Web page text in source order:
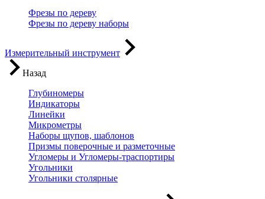
Фрезы по дереву
Фрезы по дереву наборы
Измерительный инструмент
Назад
Глубиномеры
Индикаторы
Линейки
Микрометры
Наборы щупов, шаблонов
Призмы поверочные и разметочные
Угломеры и Угломеры-траспортиры
Угольники
Угольники столярные